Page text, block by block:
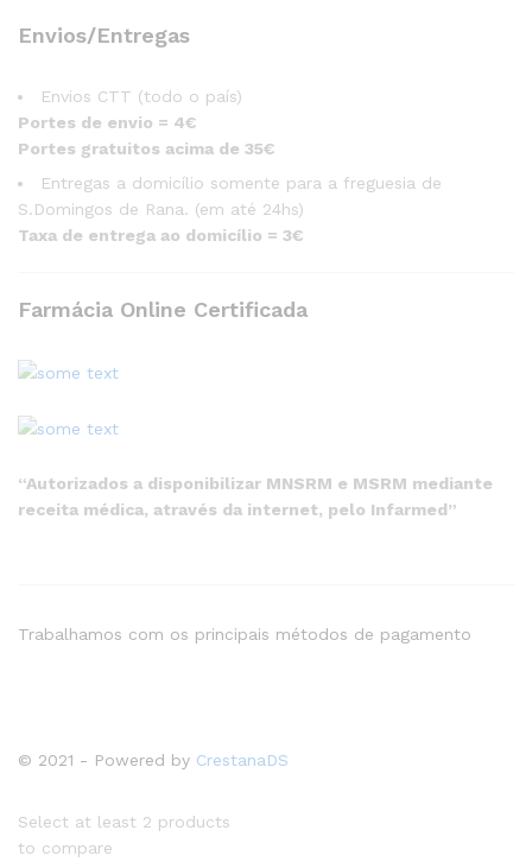
Envios/Entregas
Envios CTT (todo o país)
Portes de envio = 4€
Portes gratuitos acima de 35€
Entregas a domicílio somente para a freguesia de
S.Domingos de Rana. (em até 24hs)
Taxa de entrega ao domicílio = 3€
Farmácia Online Certificada
“Autorizados a disponibilizar MNSRM e MSRM mediante
receita médica, através da internet, pelo Infarmed”
© 2021 - Powered by CrestanaDS
Trabalhamos com os principais métodos de pagamento
Select at least 2 products
to compare